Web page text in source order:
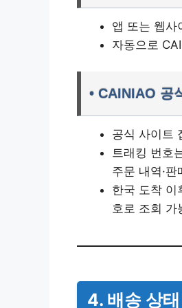
앱 또는 웹
자동으로
• CAINIAO 공
공식 사이트
트래킹 번호
주문 내역·
한국 도착 이
호로 조회 가
4. 배송 상